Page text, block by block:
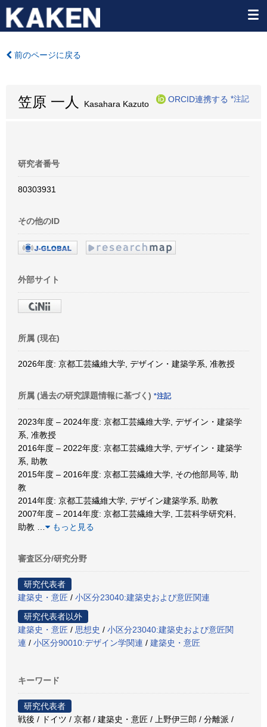
前のページに戻る
笠原 一人 Kasahara Kazuto
ORCID連携する *注記
研究者番号
80303931
その他のID
外部サイト
所属 (現在)
2026年度: 京都工芸繊維大学, デザイン・建築学系, 准教授
所属 (過去の研究課題情報に基づく) *注記
2023年度 – 2024年度: 京都工芸繊維大学, デザイン・建築学
系, 准教授
2016年度 – 2022年度: 京都工芸繊維大学, デザイン・建築学
系, 助教
2015年度 – 2016年度: 京都工芸繊維大学, その他部局等, 助
教
2014年度: 京都工芸繊維大学, デザイン建築学系, 助教
2007年度 – 2014年度: 京都工芸繊維大学, 工芸科学研究科,
助教
もっと見る
審査区分/研究分野
研究代表者
建築史・意匠 / 小区分23040:建築史および意匠関連
研究代表者以外
建築史・意匠 / 思想史 / 小区分23040:建築史および意匠関
連 / 小区分90010:デザイン学関連 / 建築史・意匠
キーワード
研究代表者
戦後 / ドイツ / 京都 / 建築史・意匠 / 上野伊三郎 / 分離派 /